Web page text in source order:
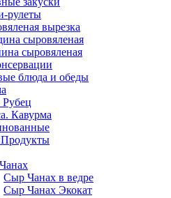
рулеты
вырезка
сыровяленая
сыровяленая
блюда и обеды
Кавурма
Сыр Чанах в ведре
Сыр Чанах Экокат